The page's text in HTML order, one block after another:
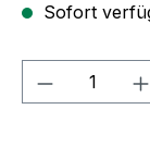
Sofort
Produkt